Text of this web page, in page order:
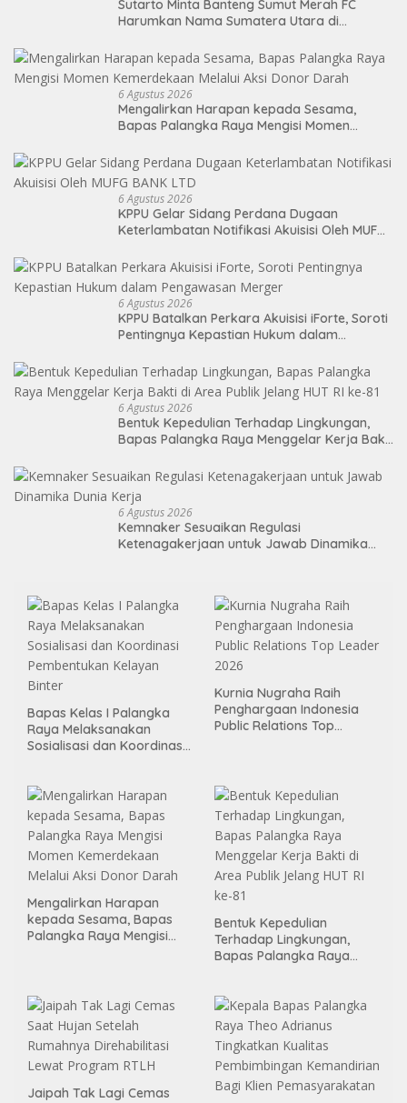
Sutarto Minta Banteng Sumut Merah FC
Harumkan Nama Sumatera Utara di
6 Agustus 2026
Mengalirkan Harapan kepada Sesama,
Bapas Palangka Raya Mengisi Momen
6 Agustus 2026
KPPU Gelar Sidang Perdana Dugaan
Keterlambatan Notifikasi Akuisisi Oleh MUFG
6 Agustus 2026
KPPU Batalkan Perkara Akuisisi iForte, Soroti
Pentingnya Kepastian Hukum dalam
6 Agustus 2026
Bentuk Kepedulian Terhadap Lingkungan,
Bapas Palangka Raya Menggelar Kerja Bakti
6 Agustus 2026
Kemnaker Sesuaikan Regulasi
Ketenagakerjaan untuk Jawab Dinamika
Bapas Kelas I Palangka
Raya Melaksanakan
Sosialisasi dan Koordinasi
Kurnia Nugraha Raih
Penghargaan Indonesia
Public Relations Top
Mengalirkan Harapan
kepada Sesama, Bapas
Palangka Raya Mengisi
Bentuk Kepedulian
Terhadap Lingkungan,
Bapas Palangka Raya
ke-81
Jaipah Tak Lagi Cemas